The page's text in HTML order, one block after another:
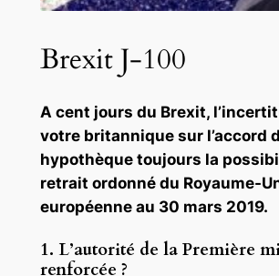
Brexit J-100
A cent jours du Brexit,
votre britannique sur l’accord
hypothèque toujours la
retrait ordonné du Royaume-
européenne au 30 mars 2019.
1. L’autorité de la Première
renforcée ?